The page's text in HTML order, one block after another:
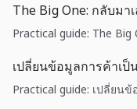
The Big One: กลับม
Practical guide: The
เปลี่ยนข้อมูลการค้าเ
Practical guide: เปลี่ยน